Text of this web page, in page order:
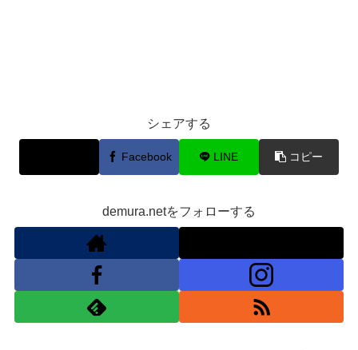
シェアする
Facebook LINE コピー
demura.netをフォローする